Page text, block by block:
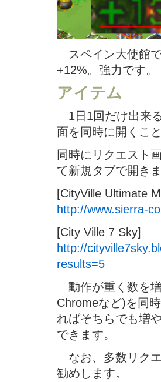
スペイン大使館
+12%。強力です。
アイテム
1日1回だけ出来
面を同時に開くこ
同時にリクエスト
て新規タブで開き
[CityVille Ultimate
http://www.sierra-
[City Ville 7 Sky]
http://
results=5
動作が重く数を
Chromeなど)を同
ればそちらでも増
できます。
なお、多数リク
勧めします。